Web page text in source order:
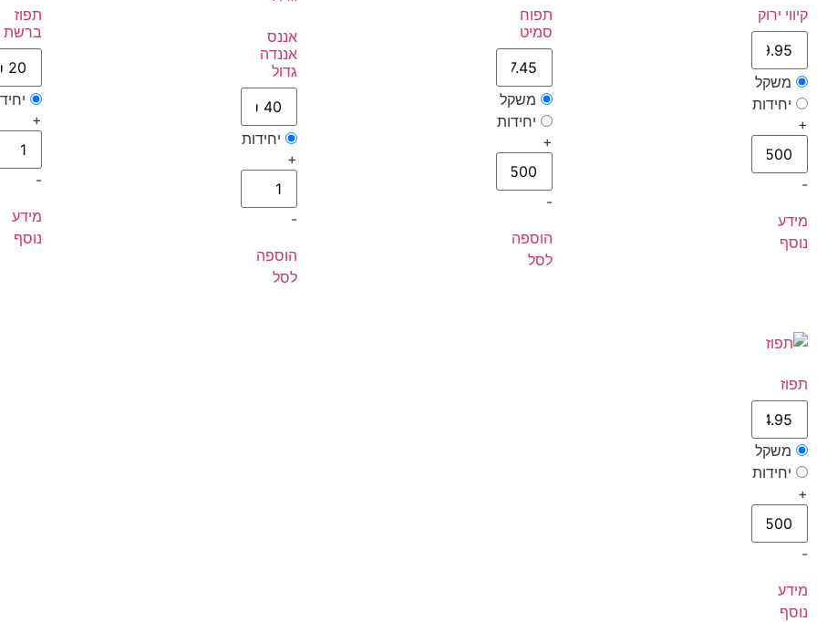
קיווי ירוק
משקל
יחידות
+
-
מידע
נוסף
תפוח
סמיט
משקל
יחידות
+
-
הוספה
לסל
אננס
אננדה
גדול
יחידות
+
-
הוספה
לסל
תפוז
ברשת
+
-
מידע
נוסף
תפוז
משקל
יחידות
+
-
מידע
נוסף